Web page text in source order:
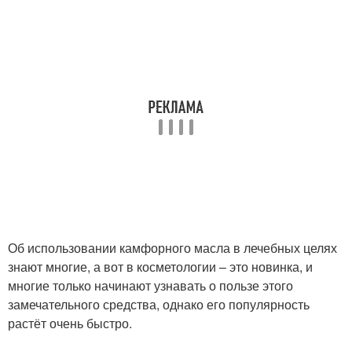
Об использовании камфорного масла в лечебных целях
знают многие, а вот в косметологии – это новинка, и
многие только начинают узнавать о пользе этого
замечательного средства, однако его популярность
растёт очень быстро.